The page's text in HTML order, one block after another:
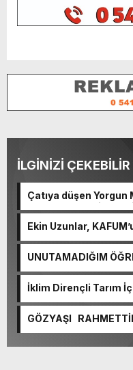
İLGİNİZİ ÇEKEBİLİR
Çatıya düşen Yorgun
Kulplu Tası delip geçti.
Ekin Uzunlar,
UNUTAMADIĞIM
İklim Dirençli Tarım
GÖZYAŞI